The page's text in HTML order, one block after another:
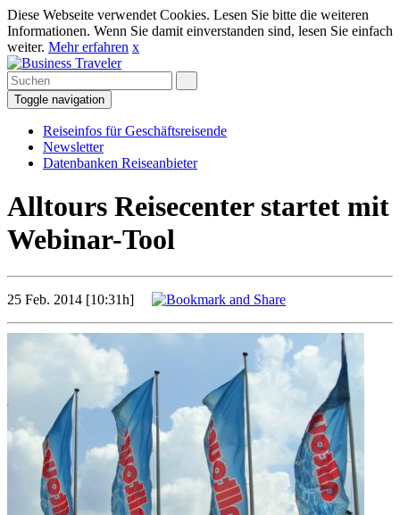
Diese Webseite verwendet Cookies. Lesen Sie bitte die weiteren
Informationen. Wenn Sie damit einverstanden sind, lesen Sie einfach
weiter. Mehr erfahren x
Toggle navigation
Reiseinfos für Geschäftsreisende
Newsletter
Datenbanken Reiseanbieter
Alltours Reisecenter startet mit
Webinar-Tool
25 Feb. 2014 [10:31h]